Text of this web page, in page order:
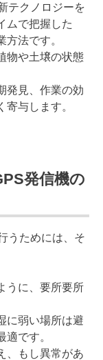
テクノロジーを
ムで把握した
法です。
物や土壌の状態
発見、作業の効
与します。
発信機の
うためには、そ
うに、要所要所
に弱い場所は避
です。
、もし異常があ